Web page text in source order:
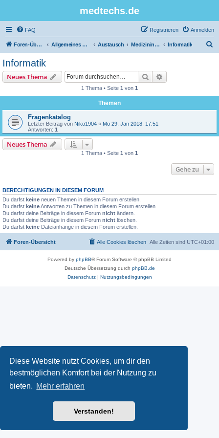
Diese Website nutzt Cookies, um dir den
bestmöglichen Komfort bei der Nutzung zu
bieten. Mehr erfahren
Verstanden!
medtechs.de
FAQ Anmelden
Registrieren
Foren-Übersicht Allgemeines Board Austausch Medizininformatik Informatik
Informatik
Neues Thema Suche
1 Thema • Seite 1 von 1
Themen
Fragenkatalog
Letzter Beitrag von Niko1904 « Mo 29. Jan 2018, 17:51
Antworten: 1
Neues Thema
1 Thema • Seite 1 von 1
Gehe zu
BERECHTIGUNGEN IN DIESEM FORUM
Du darfst keine neuen Themen in diesem Forum erstellen.
Du darfst keineAntworten zu Themen in diesem Forum erstellen.
Du darfst deine Beiträge in diesem Forum nicht ändern.
Du darfst deine Beiträge in diesem Forum nicht löschen.
Du darfst keine Dateianhänge in diesem Forum erstellen.
Foren-Übersicht Alle Zeiten sind UTC+01:00
Alle Cookies löschen
Powered by phpBB® Forum Software © phpBB Limited
Deutsche Übersetzung durch phpBB.de
Datenschutz| Nutzungsbedingungen